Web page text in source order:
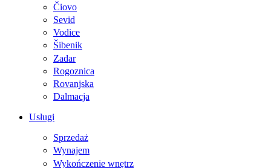
Čiovo
Sevid
Vodice
Šibenik
Zadar
Rogoznica
Rovanjska
Dalmacja
Usługi
Sprzedaż
Wynajem
Wykończenie wnętrz